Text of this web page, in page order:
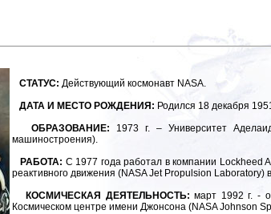
СТАТУС: Действующий космонавт NASA.
ДАТА И МЕСТО РОЖДЕНИЯ: Родился 18 декабря
ОБРАЗОВАНИЕ: 1973 г. – Университет
машиностроения).
РАБОТА: С 1977 года работал в компании Lockheed
реактивного движения (NASA Jet Propulsion
КОСМИЧЕСКАЯ ДЕЯТЕЛЬНОСТЬ: март 1992 г. -
Космическом центре имени Джонсона (NASA Johnson